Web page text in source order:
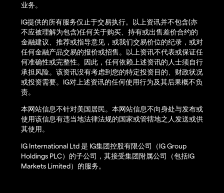
业务。
IG提供的所有服务仅止于交易执行。以上资讯并不包含(亦
不应被理解为包含)任何关于购买、持有或出售差价合约的
金融建议、推荐或指导意见，或我们交易价位的纪录，或对
任何金融产品交易的报价或招售。以上资讯不代表或保证任
何准确性或完整性。因此，任何依赖上述资讯的人士须自行
承担风险。该资讯没有考虑到您的特定投资目的、财政状况
或投资需要。IG对上述资讯的任何使用行为及其后果概不负
责。
本网站信息不针对美国居民。本网站信息不向身处与发布或
使用该信息有违当地法律法规的国家或管辖地之人发送或供
其使用。
IG International Ltd 是 IG集团控股有限公司（IG Group
Holdings PLC）的子公司，其接受集团附属公司（包括IG
Markets Limited）的服务。